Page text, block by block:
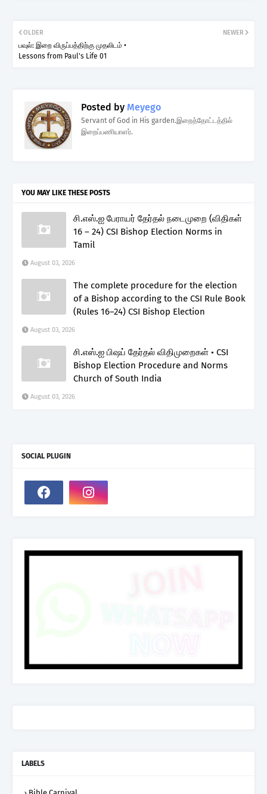
NEWER
OLDER
பவுல்: இறை விருப்பத்திற்கு முதலிடம் •
Lessons from Paul's Life 01
Posted by Meyego
Servant of God in His garden.இறைத்தோட்டத்தில்
இறைப்பணியாளர்.
YOU MAY LIKE THESE POSTS
சி.எஸ்.ஐ பேராயர் தேர்தல் நடைமுறை (விதிகள்
16 – 24) CSI Bishop Election Norms in
Tamil
August 03, 2026
The complete procedure for the election
of a Bishop according to the CSI Rule Book
(Rules 16–24) CSI Bishop Election
August 03, 2026
சி.எஸ்.ஐ பிஷப் தேர்தல் விதிமுறைகள் • CSI
Bishop Election Procedure and Norms
Church of South India
August 03, 2026
SOCIAL PLUGIN
LABELS